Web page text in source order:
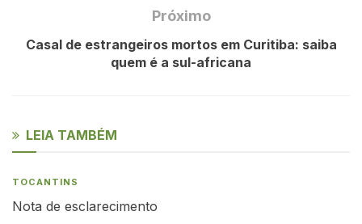
Próximo
Casal de estrangeiros mortos em Curitiba: saiba
quem é a sul-africana
LEIA TAMBÉM
TOCANTINS
Nota de esclarecimento